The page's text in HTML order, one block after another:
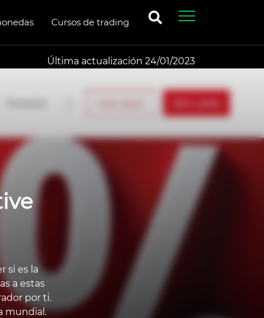
Cursos de trading
Última actualización 24/01/2023
si es la
a estas
por ti.
mundial.